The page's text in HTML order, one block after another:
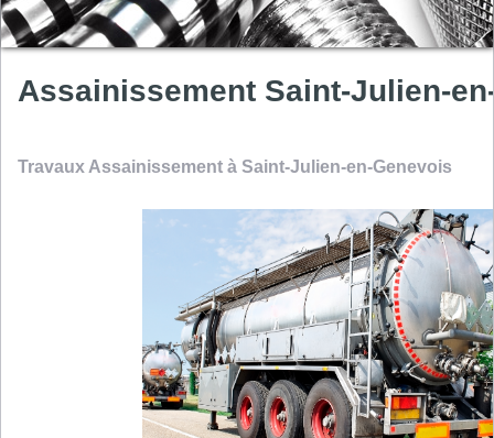
Assainissement Saint-Julien-
Travaux Assainissement à Saint-Julien-en-Genevois